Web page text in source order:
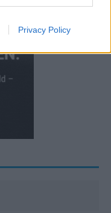
Privacy Policy